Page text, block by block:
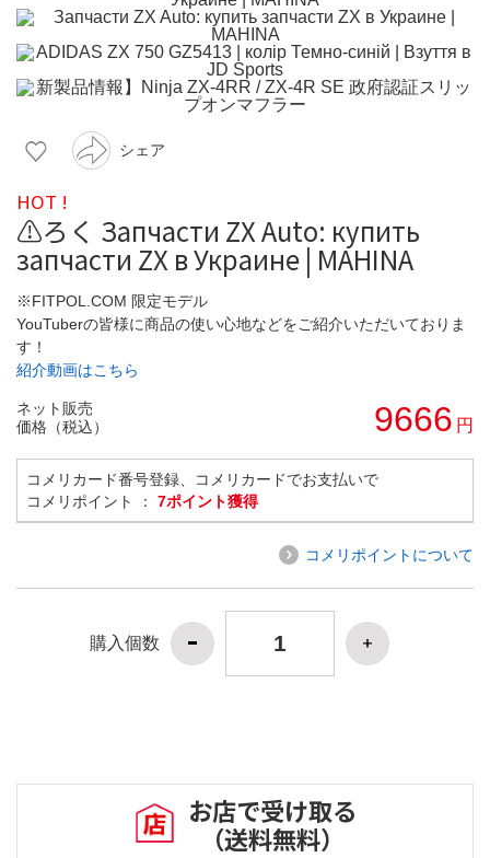
シェア
HOT !
⚠️ろく Запчасти ZX Auto: купить
запчасти ZX в Украине | MAHINA
※FITPOL.COM 限定モデル
YouTuberの皆様に商品の使い心地などをご紹介いただいておりま
す！
紹介動画はこちら
ネット販売
価格（税込）
9666 円
コメリカード番号登録、コメリカードでお支払いで
コメリポイント ： 7ポイント獲得
コメリポイントについて
購入個数
お店で受け取る
（送料無料）